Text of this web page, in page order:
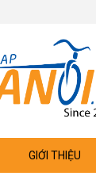
GIỚI THIỆU